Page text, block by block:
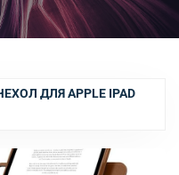
ДЛЯ APPLE IPAD